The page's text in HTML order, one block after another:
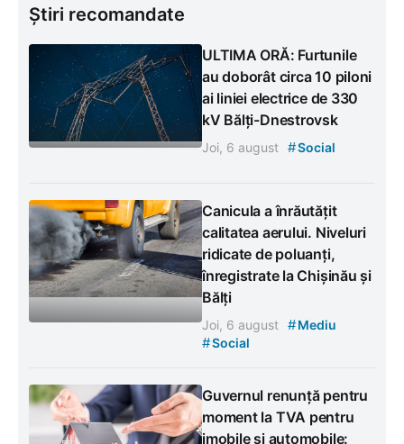
Știri recomandate
ULTIMA ORĂ: Furtunile
au doborât circa 10 piloni
ai liniei electrice de 330
kV Bălți-Dnestrovsk
Joi, 6 august #Social
Canicula a înrăutățit
calitatea aerului. Niveluri
ridicate de poluanți,
înregistrate la Chișinău și
Bălți
Joi, 6 august #Mediu
#Social
Guvernul renunță pentru
moment la TVA pentru
imobile și automobile: